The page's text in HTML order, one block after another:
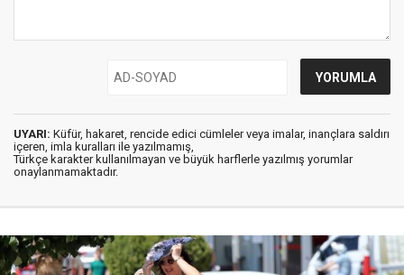
UYARI: Küfür, hakaret, rencide edici cümleler veya imalar, inançlara saldırı
içeren, imla kuralları ile yazılmamış,
Türkçe karakter kullanılmayan ve büyük harflerle yazılmış yorumlar
onaylanmamaktadır.